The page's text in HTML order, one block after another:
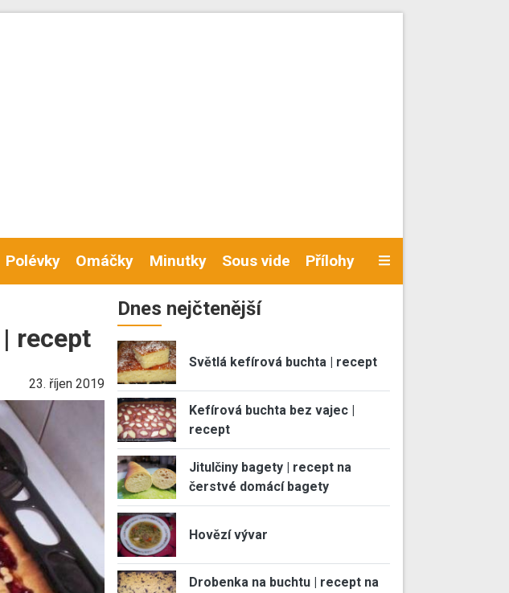
Polévky Omáčky Minutky Sous vide Přílohy
recept
23. říjen 2019
Dnes nejčtenější
Světlá kefírová buchta | recept
Kefírová buchta bez vajec |
recept
Jitulčiny bagety | recept na
čerstvé domácí bagety
Hovězí vývar
Drobenka na buchtu | recept na